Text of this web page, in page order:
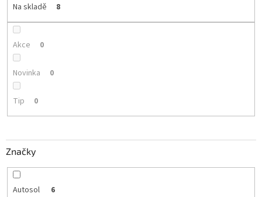
Na skladě 8
Akce 0
Novinka 0
Tip 0
Značky
Autosol 6